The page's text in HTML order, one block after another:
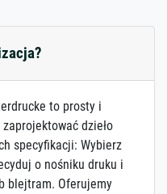
to prosty i
dzieło
specyfikacji: Wybierz
o nośniku druku i
blejtram. Oferujemy